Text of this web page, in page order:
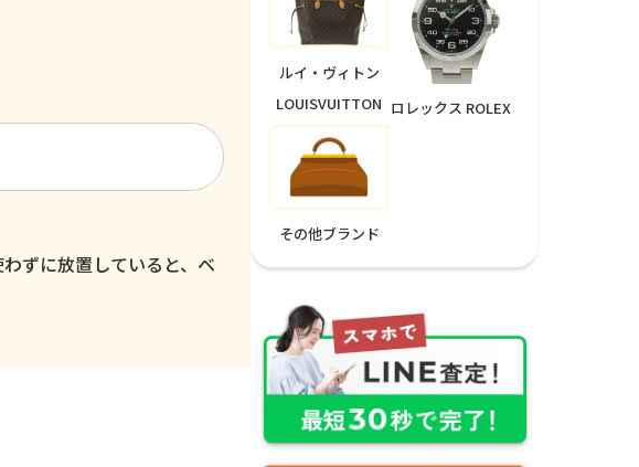
ずに放置していると、ベ
ルイ・ヴィトン
LOUISVUITTON ロレックス ROLEX
その他ブランド